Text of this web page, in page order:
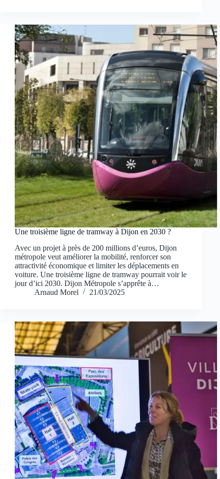
Une troisième ligne de tramway à Dijon en 2030 ?
Avec un projet à près de 200 millions d’euros, Dijon
métropole veut améliorer la mobilité, renforcer son
attractivité économique et limiter les déplacements en
voiture. Une troisième ligne de tramway pourrait voir le
jour d’ici 2030. Dijon Métropole s’apprête à…
Arnaud Morel
21/03/2025